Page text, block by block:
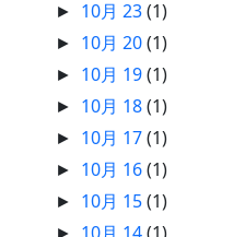
► 10月 23(1)
► 10月 20(1)
► 10月 19(1)
► 10月 18(1)
► 10月 17(1)
► 10月 16(1)
► 10月 15(1)
►